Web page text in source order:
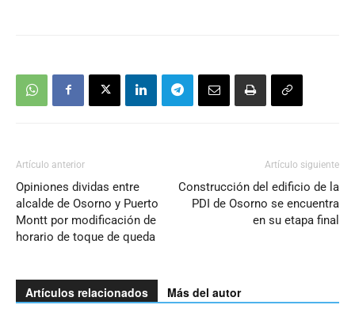
Artículo anterior
Opiniones dividas entre
alcalde de Osorno y Puerto
Montt por modificación de
horario de toque de queda
Artículo siguiente
Construcción del edificio de la
PDI de Osorno se encuentra
en su etapa final
Artículos relacionados Más del autor